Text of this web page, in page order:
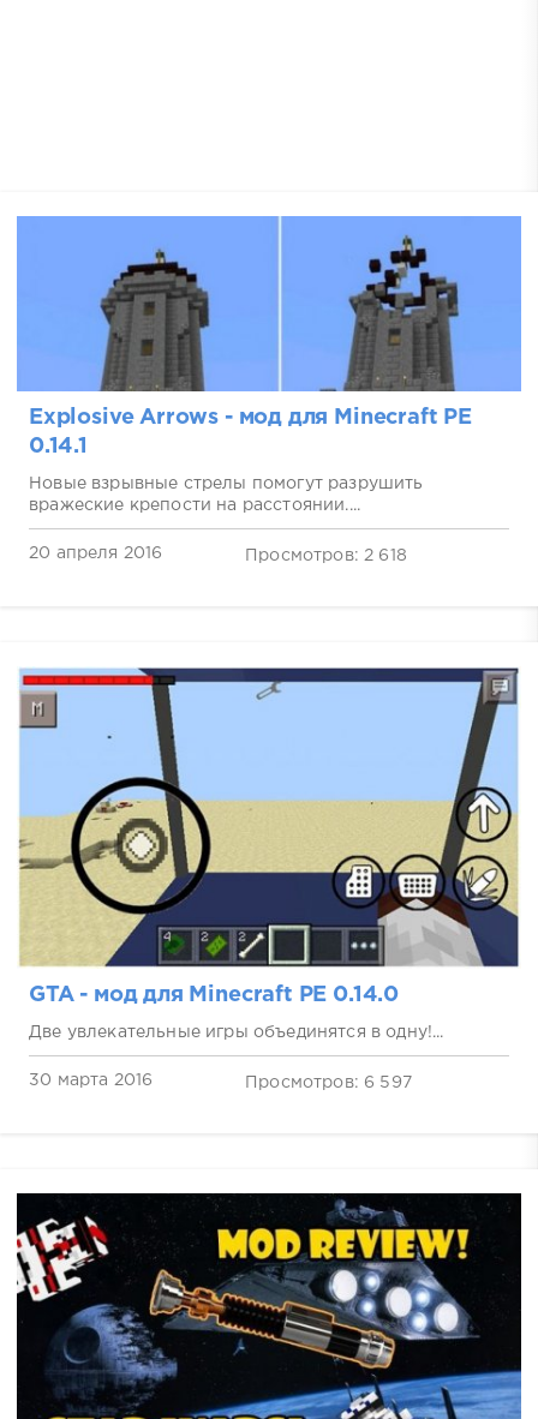
Explosive Arrows - мод для Minecraft PE
0.14.1
Новые взрывные стрелы помогут разрушить
вражеские крепости на расстоянии....
20 апреля 2016 Просмотров: 2 618
GTA - мод для Minecraft PE 0.14.0
Две увлекательные игры объединятся в одну!...
30 марта 2016 Просмотров: 6 597